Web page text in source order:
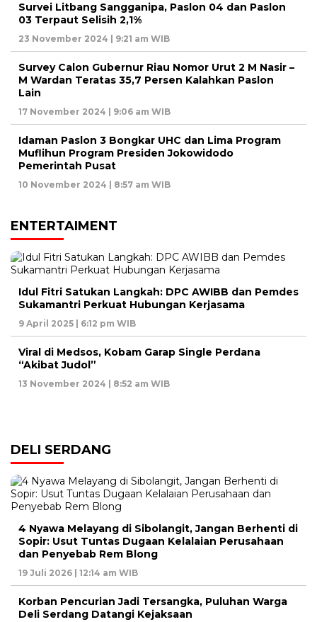
Survei Litbang Sangganipa, Paslon 04 dan Paslon
03 Terpaut Selisih 2,1%
23 November 2024 | 9:21 am WIB
Survey Calon Gubernur Riau Nomor Urut 2 M Nasir –
M Wardan Teratas 35,7 Persen Kalahkan Paslon
Lain
17 November 2024 | 9:06 am WIB
Idaman Paslon 3 Bongkar UHC dan Lima Program
Muflihun Program Presiden Jokowidodo
Pemerintah Pusat
10 November 2024 | 8:57 am WIB
ENTERTAIMENT
Idul Fitri Satukan Langkah: DPC AWIBB dan Pemdes
Sukamantri Perkuat Hubungan Kerjasama
9 April 2025 | 6:12 pm WIB
Viral di Medsos, Kobam Garap Single Perdana
“Akibat Judol”
13 November 2024 | 8:52 am WIB
DELI SERDANG
4 Nyawa Melayang di Sibolangit, Jangan Berhenti di
Sopir: Usut Tuntas Dugaan Kelalaian Perusahaan
dan Penyebab Rem Blong
19 Juli 2026 | 12:14 am WIB
Korban Pencurian Jadi Tersangka, Puluhan Warga
Deli Serdang Datangi Kejaksaan